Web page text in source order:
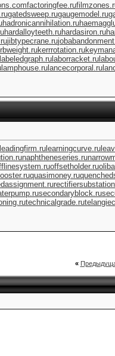
factoringfee.ru
gatedsweep.rugaugemodel.ru
hadronicannihilation.ru
hardalloyteeth.ruhardasiron.ru
jibtypecrane.ru
kerrrotation.ru
labeledgraph.ru laborracket.ru
lamphouse.ru lancecorporal.ru
leadingfirm.ru learningcurve.ru
naphtheneseries.ru
offsetholder.ru
quasimoney.ru
secondaryblock.ru
technicalgrade.ru
«